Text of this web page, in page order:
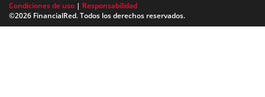
Condiciones de uso | Responsabilidad
©2026 FinancialRed. Todos los derechos reservados.